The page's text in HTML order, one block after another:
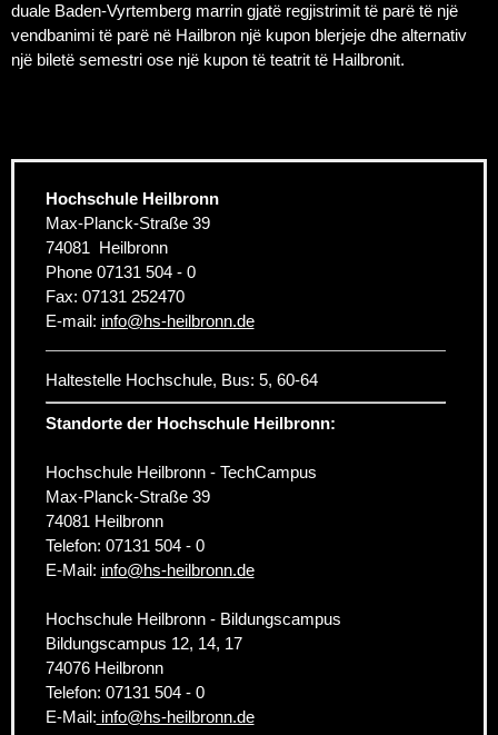
duale Baden-Vyrtemberg marrin gjatë regjistrimit të parë të një
vendbanimi të parë në Hailbron një kupon blerjeje dhe alternativ
një biletë semestri ose një kupon të teatrit të Hailbronit.
Hochschule Heilbronn
Max-Planck-Straße 39
74081 Heilbronn
Phone 07131 504 - 0
Fax: 07131 252470
E-mail: info@hs-heilbronn.de
Haltestelle Hochschule, Bus: 5, 60-64
Standorte der Hochschule Heilbronn:
Hochschule Heilbronn - TechCampus
Max-Planck-Straße 39
74081 Heilbronn
Telefon: 07131 504 - 0
E-Mail: info@hs-heilbronn.de
Hochschule Heilbronn - Bildungscampus
Bildungscampus 12, 14, 17
74076 Heilbronn
Telefon: 07131 504 - 0
E-Mail: info@hs-heilbronn.de